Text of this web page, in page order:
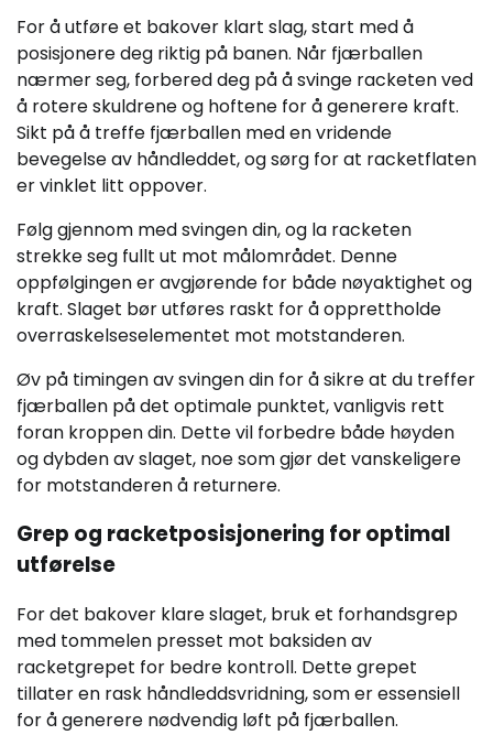
For å utføre et bakover klart slag, start med å
posisjonere deg riktig på banen. Når fjærballen
nærmer seg, forbered deg på å svinge racketen ved
å rotere skuldrene og hoftene for å generere kraft.
Sikt på å treffe fjærballen med en vridende
bevegelse av håndleddet, og sørg for at racketflaten
er vinklet litt oppover.
Følg gjennom med svingen din, og la racketen
strekke seg fullt ut mot målområdet. Denne
oppfølgingen er avgjørende for både nøyaktighet og
kraft. Slaget bør utføres raskt for å opprettholde
overraskelseselementet mot motstanderen.
Øv på timingen av svingen din for å sikre at du treffer
fjærballen på det optimale punktet, vanligvis rett
foran kroppen din. Dette vil forbedre både høyden
og dybden av slaget, noe som gjør det vanskeligere
for motstanderen å returnere.
Grep og racketposisjonering for optimal
utførelse
For det bakover klare slaget, bruk et forhandsgrep
med tommelen presset mot baksiden av
racketgrepet for bedre kontroll. Dette grepet
tillater en rask håndleddsvridning, som er essensiell
for å generere nødvendig løft på fjærballen.